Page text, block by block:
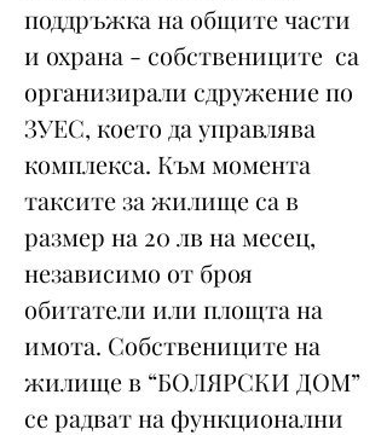
поддръжка на общите части
и охрана - собствениците са
организирали сдружение по
ЗУЕС, което да управлява
комплекса. Към момента
таксите за жилище са в
размер на 20 лв на месец,
независимо от броя
обитатели или площта на
имота. Собствениците на
жилище в “БОЛЯРСКИ ДОМ”
се радват на функционални